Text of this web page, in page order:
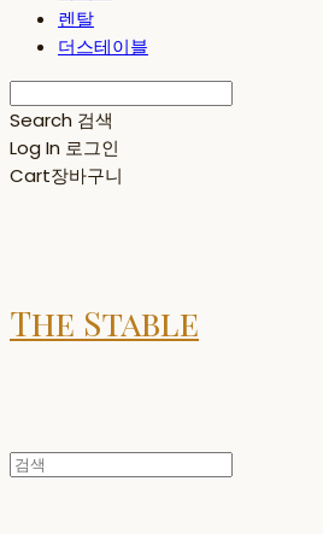
렌탈
더스테이블
Search 검색
Log In 로그인
Cart장바구니
The Stable